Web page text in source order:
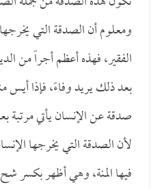
ومعلوم أن الصدقة التي
الفقير، فهذه أعظم أجراً من
بعد ذلك يريد وفاءً، فإذا أيس
صدقة عن الإنسان يأتي مرتبة
لأن الصدقة التي يخرجها
فيها المنة، وهي أظهر بكسر